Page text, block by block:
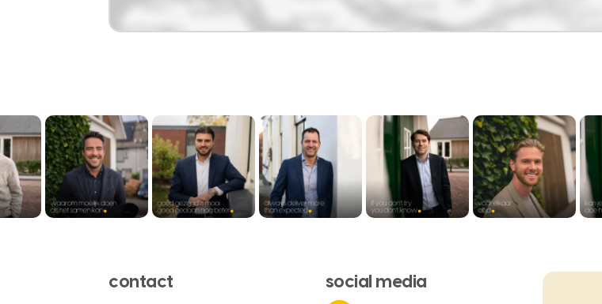
contact social media